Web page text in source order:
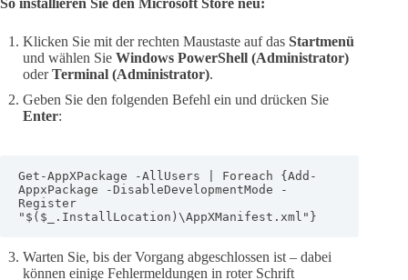
Klicken Sie mit der rechten Maustaste auf das Startmenü
und wählen Sie Windows PowerShell (Administrator)
oderTerminal (Administrator).
Geben Sie den folgenden Befehl ein und drücken Sie
Enter:
Get-AppXPackage -AllUsers | Foreach {Add-
AppxPackage -DisableDevelopmentMode -
Register
"$($_.InstallLocation)\AppXManifest.xml"}
Warten Sie, bis der Vorgang abgeschlossen ist – dabei
können einige Fehlermeldungen in roter Schrift